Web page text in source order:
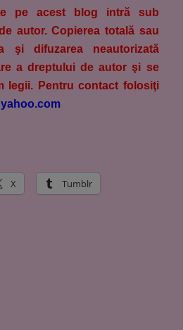
pe acest blog intră sub
autor. Copierea totală sau
şi difuzarea neautorizată
a dreptului de autor şi se
legii. Pentru contact folosiţi
X Tumblr